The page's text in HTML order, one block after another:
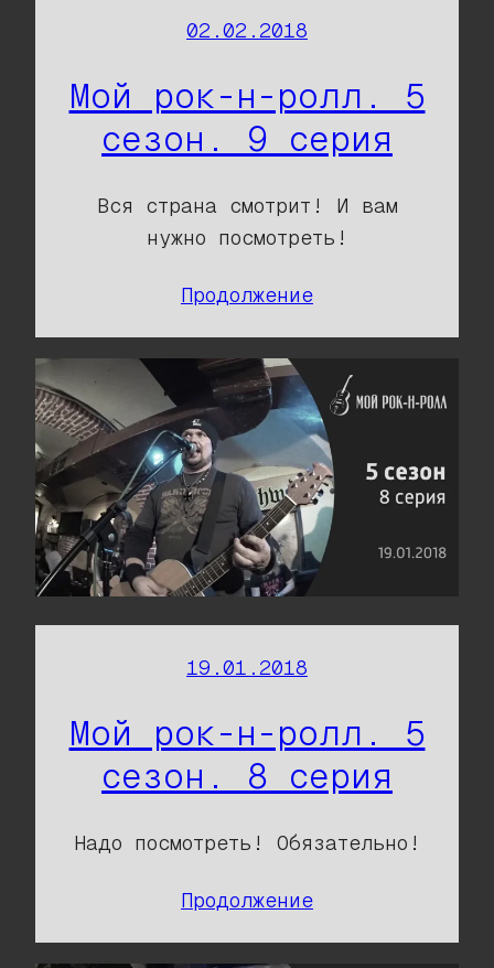
02.02.2018
Мой рок-н-ролл. 5
сезон. 9 серия
Вся страна смотрит! И вам
нужно посмотреть!
Продолжение
19.01.2018
Мой рок-н-ролл. 5
сезон. 8 серия
Надо посмотреть! Обязательно!
Продолжение